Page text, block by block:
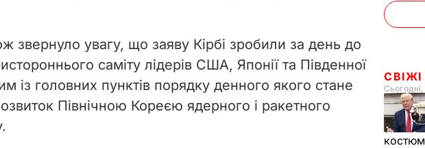
звернуло увагу, що заяву Кірбі зробили за день до
саміту лідерів США, Японії та Південної
із головних пунктів порядку денного якого стане
Північною Кореєю ядерного і ракетного